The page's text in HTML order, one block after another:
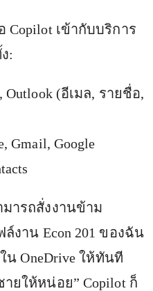
เข้ากับบริการ
:
Outlook (อีเมล, รายชื่อ,
Gmail, Google
ารถสั่งงานข้าม
งาน Econ 201 ของฉัน
น OneDrive ให้ทันที
ยให้หน่อย” Copilot ก็